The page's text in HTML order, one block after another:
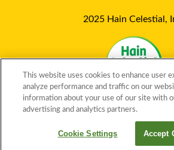
2025 Hain Celestial,
FR-CA
This website uses cookies to enhance user
analyze performance and traffic on our
information about your use of our site with
advertising and analytics partners.
Cookie Settings Accept